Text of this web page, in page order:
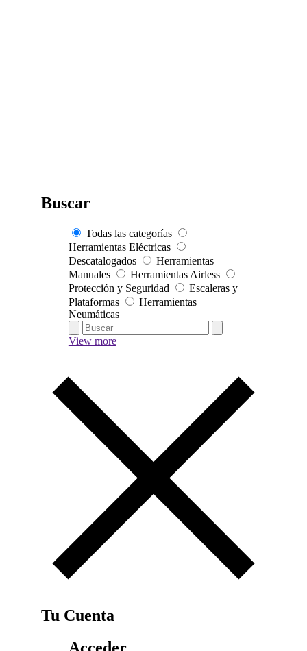
Buscar
Todas las categorías
Herramientas Eléctricas
Descatalogados
Herramientas
Manuales
Herramientas Airless
Protección y Seguridad
Escaleras y
Plataformas
Herramientas
Neumáticas
View more
Tu Cuenta